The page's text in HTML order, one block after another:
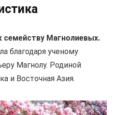
семейству Магнолиевых.
благодаря ученому
Магнолу. Родиной
и Восточная Азия.